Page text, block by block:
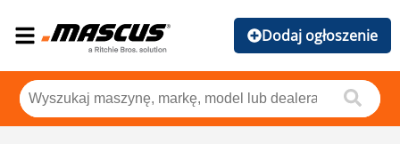
Dodaj ogłoszenie